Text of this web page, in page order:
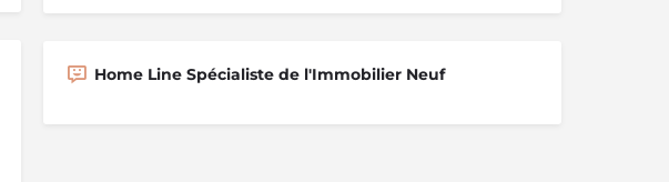
Home Line Spécialiste de l'Immobilier Neuf